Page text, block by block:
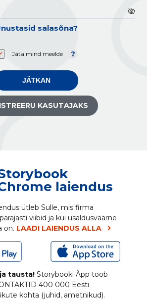
salasõna?
Jäta mind meelde
JÄTKAN
KASUTAJAKS
laiendus
ütleb Sulle, mis firma
viibid ja kui usaldusväärne
on. LAADI LAIENDUS ALLA
tausta! Storybooki Äpp toob
400 000 Eesti
kohta (juhid, ametnikud).